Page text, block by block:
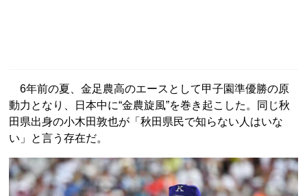
6年前の夏、金足農高のエースとして甲子園準優勝の原
動力となり、日本中に“金農旋風”を巻き起こした。同じ秋
田県出身の小木田敦也が「秋田県民で知らない人はいな
い」と言う存在だ。